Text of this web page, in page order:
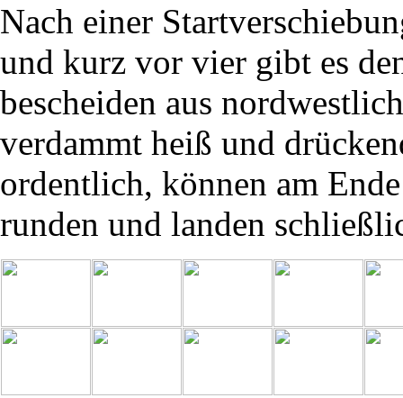
Nach einer
und kurz vor vier gibt es
bescheiden aus
verdammt heiß und
ordentlich, können am
runden und landen